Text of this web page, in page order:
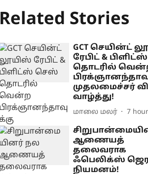
Related Stories
GCT செயின்ட்
ரேபிட் &
தொடரில்
முதலமைச்சர்
வாழ்த்து!
மாலை மலர் 7
ஆணையத்
தலைவராக
ஃபெலிக்ஸ்
நியமனம்!